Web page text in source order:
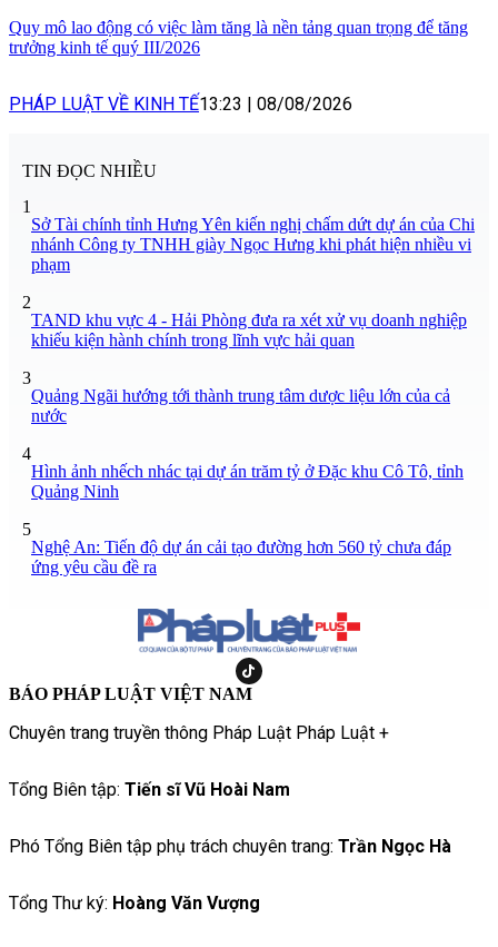
Quy mô lao động có việc làm tăng là nền tảng quan trọng để tăng
trưởng kinh tế quý III/2026
PHÁP LUẬT VỀ KINH TẾ13:23 | 08/08/2026
TIN ĐỌC NHIỀU
1
Sở Tài chính tỉnh Hưng Yên kiến nghị chấm dứt dự án của Chi
nhánh Công ty TNHH giày Ngọc Hưng khi phát hiện nhiều vi
phạm
2
TAND khu vực 4 - Hải Phòng đưa ra xét xử vụ doanh nghiệp
khiếu kiện hành chính trong lĩnh vực hải quan
3
Quảng Ngãi hướng tới thành trung tâm dược liệu lớn của cả
nước
4
Hình ảnh nhếch nhác tại dự án trăm tỷ ở Đặc khu Cô Tô, tỉnh
Quảng Ninh
5
Nghệ An: Tiến độ dự án cải tạo đường hơn 560 tỷ chưa đáp
ứng yêu cầu đề ra
BÁO PHÁP LUẬT VIỆT NAM
Chuyên trang truyền thông Pháp Luật Pháp Luật +
Tổng Biên tập: Tiến sĩ Vũ Hoài Nam
Phó Tổng Biên tập phụ trách chuyên trang: Trần Ngọc Hà
Tổng Thư ký: Hoàng Văn Vượng